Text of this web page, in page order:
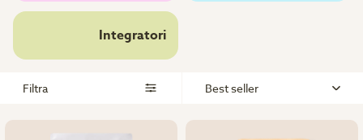
Integratori
Filtra Best seller